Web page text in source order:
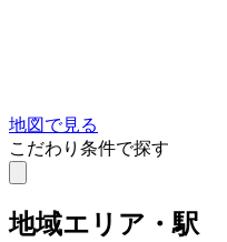
地図で見る
こだわり条件で探す
地域エリア・駅